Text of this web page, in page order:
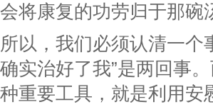
会将康复的功劳归于那碗
所以，我们必须认清一个
确实治好了我”是两回事
种重要工具，就是利用安